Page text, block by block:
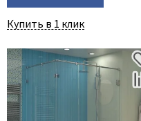
Купить в 1 клик